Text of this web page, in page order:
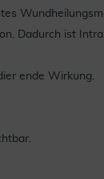
Dadurch ist
ende Wirkung.